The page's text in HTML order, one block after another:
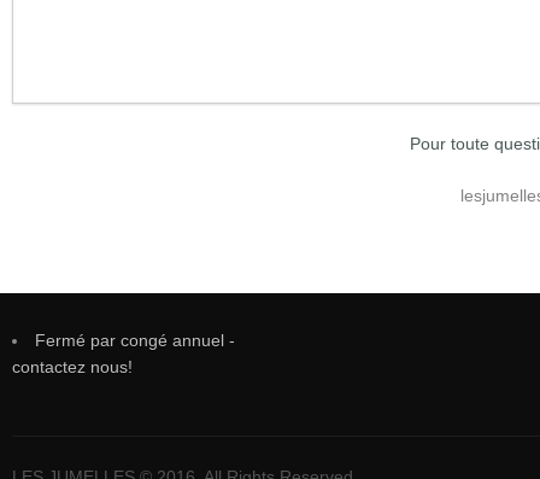
Pour toute
Fermé par congé annuel -
contactez nous!